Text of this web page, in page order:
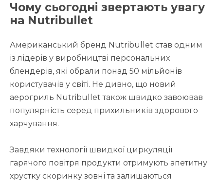
Чому сьогодні звертають увагу
на Nutribullet
Американський бренд Nutribullet став одним
із лідерів у виробництві персональних
блендерів, які обрали понад 50 мільйонів
користувачів у світі. Не дивно, що новий
аерогриль Nutribullet також швидко завоював
популярність серед прихильників здорового
харчування.
Завдяки технології швидкої циркуляції
гарячого повітря продукти отримують апетитну
хрустку скоринку зовні та залишаються